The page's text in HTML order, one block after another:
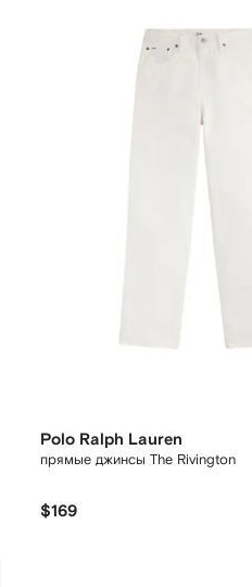
Polo Ralph Lauren
прямые джинсы The Rivington
$169